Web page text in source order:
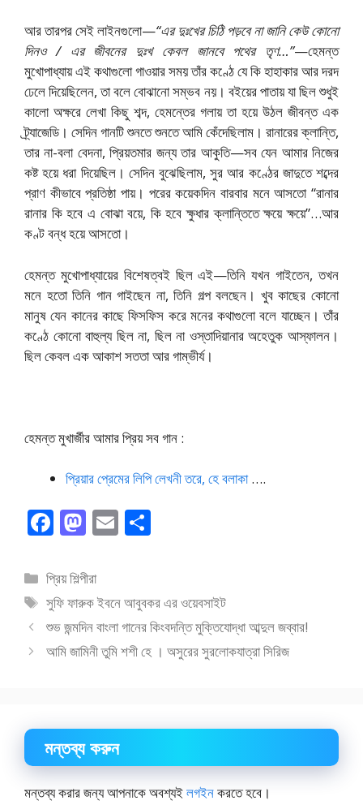
আর তারপর সেই লাইনগুলো—“এর দুঃখের চিঠি পড়বে না জানি কেউ কোনো
দিনও/ এর জীবনের দুঃখ কেবল জানবে পথের তৃণ…”—হেমন্ত
মুখোপাধ্যায় এই কথাগুলো গাওয়ার সময় তাঁর কণ্ঠে যে কি হাহাকার আর দরদ
ঢেলে দিয়েছিলেন, তা বলে বোঝানো সম্ভব নয়। বইয়ের পাতায় যা ছিল শুধুই
কালো অক্ষরে লেখা কিছু শব্দ, হেমন্তের গলায় তা হয়ে উঠল জীবন্ত এক
ট্র্যাজেডি। সেদিন গানটি শুনতে শুনতে আমি কেঁদেছিলাম। রানারের ক্লান্তি,
তার না-বলা বেদনা, প্রিয়তমার জন্য তার আকুতি—সব যেন আমার নিজের
কষ্ট হয়ে ধরা দিয়েছিল। সেদিন বুঝেছিলাম, সুর আর কণ্ঠের জাদুতে শব্দের
প্রাণ কীভাবে প্রতিষ্ঠা পায়। পরের কয়েকদিন বারবার মনে আসতো “রানার
রানার কি হবে এ বোঝা বয়ে, কি হবে ক্ষুধার ক্লান্তিতে ক্ষয়ে ক্ষয়ে”…আর
কণ্ট বন্ধ হয়ে আসতো।
হেমন্ত মুখোপাধ্যায়ের বিশেষত্বই ছিল এই—তিনি যখন গাইতেন, তখন
মনে হতো তিনি গান গাইছেন না, তিনি গল্প বলছেন। খুব কাছের কোনো
মানুষ যেন কানের কাছে ফিসফিস করে মনের কথাগুলো বলে যাচ্ছেন। তাঁর
কণ্ঠে কোনো বাহুল্য ছিল না, ছিল না ওস্তাদিয়ানার অহেতুক আস্ফালন।
ছিল কেবল এক আকাশ সততা আর গাম্ভীর্য।
হেমন্ত মুখার্জীর আমার প্রিয় সব গান :
প্রিয়ার প্রেমের লিপি লেখনী তরে, হে বলাকা….
F
e
b
o
o
M
to
d
o
n
E
l e
বিভাগ
সমূহ
প্রিয় শিল্পীরা
ট্যাগ
সমূহ
সুফি ফারুক ইবনে আবুবকর এর ওয়েবসাইট
শুভ জন্মদিন বাংলা গানের কিংবদন্তি মুক্তিযোদ্ধা আব্দুল জব্বার!
আমি জামিনী তুমি শশী হে । অসুরের সুরলোকযাত্রা সিরিজ
মন্তব্য করুন
মন্তব্য করার জন্য আপনাকে অবশ্যইলগইনকরতে হবে।